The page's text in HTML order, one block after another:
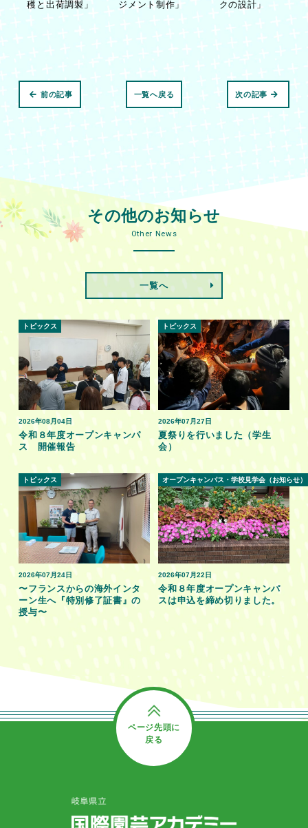
穫と出荷調製」
ジメント制作」
クの設計」
次の記事
一覧へ戻る
前の記事
その他のお知らせ
Other News
一覧へ
2026年08月04日
トピックス
令和８年度オープンキャンパ
ス 開催報告
2026年07月27日
トピックス
夏祭りを行いました（学生
会）
2026年07月24日
トピックス
〜フランスからの海外インタ
ーン生へ『特別修了証書』の
授与〜
2026年07月22日
オープンキャンパス・学校見学会（お知らせ）
令和８年度オープンキャンパ
スは申込を締め切りました。
ページ先頭に
戻る